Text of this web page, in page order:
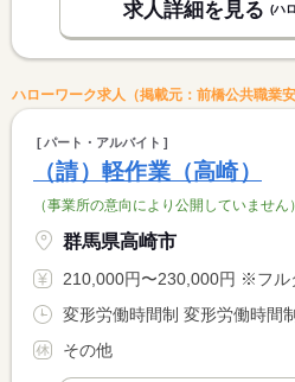
求人詳細を見る (ハ
ハローワーク求人（掲載元：前橋公共職業安
パート・アルバイト
（請）軽作業（高崎）
（事業所の意向により公開していません）
群馬県高崎市
210,000円〜230,000円 ※フルタイム求人の場合は月額（換算額）
その他